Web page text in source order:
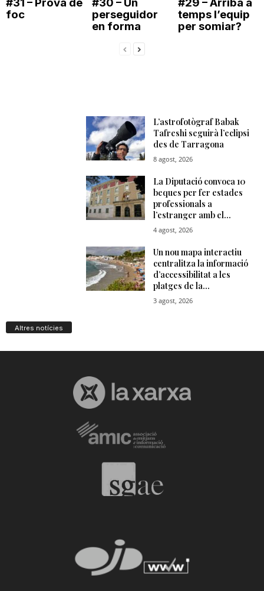
foc
perseguidor
en forma
temps l’equip
per somiar?
Altres notícies